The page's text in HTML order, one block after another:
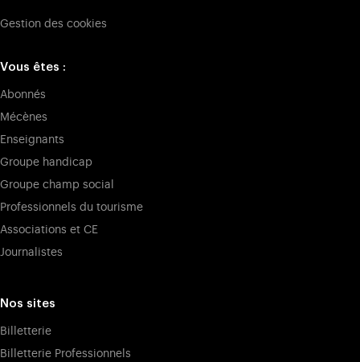
Gestion des cookies
Vous êtes :
Abonnés
Mécènes
Enseignants
Groupe handicap
Groupe champ social
Professionnels du tourisme
Associations et CE
Journalistes
Nos sites
Billetterie
Billetterie Professionnels